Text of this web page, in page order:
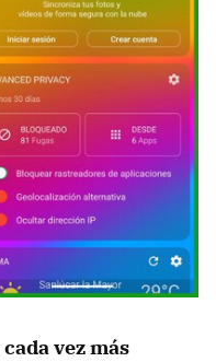
cada vez más